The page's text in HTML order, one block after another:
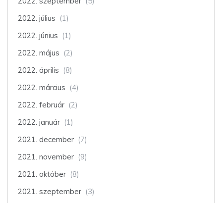
2022. július (1)
2022. június (1)
2022. május (2)
2022. április (8)
2022. március (4)
2022. február (2)
2022. január (1)
2021. december (7)
2021. november (9)
2021. október (8)
2021. szeptember (3)